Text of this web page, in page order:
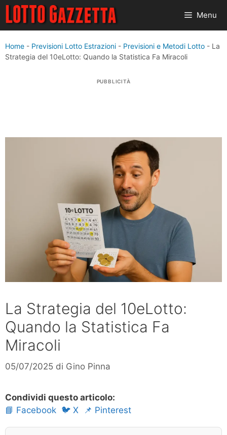
Vai
contenuto
Menu
Home - Previsioni Lotto Estrazioni - Previsioni e Metodi Lotto - La
Strategia del 10eLotto: Quando la Statistica Fa Miracoli
PUBBLICITÀ
La Strategia del 10eLotto:
Quando la Statistica Fa
Miracoli
05/07/2025 di Gino Pinna
Condividi questo articolo:
📘 Facebook 🐦 X 📌 Pinterest